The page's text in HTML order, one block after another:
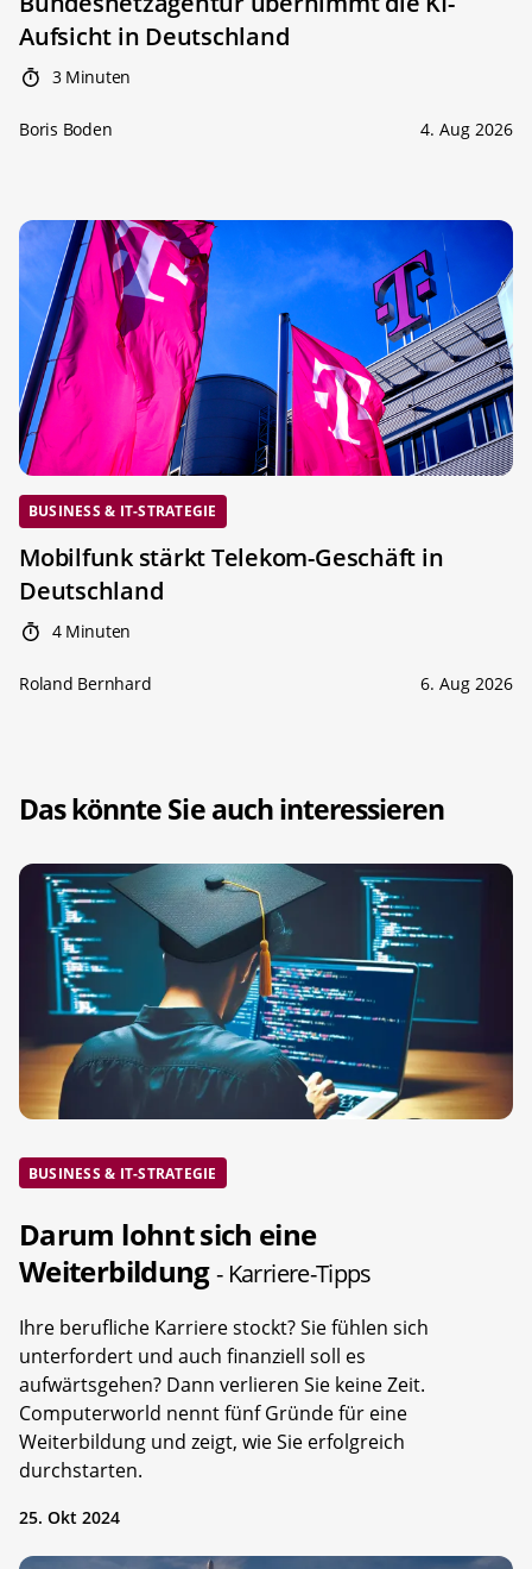
Aufsicht in Deutschland
3 Minuten
Boris Boden 4. Aug 2026
BUSINESS & IT-STRATEGIE
Mobilfunk stärkt Telekom-Geschäft in
Deutschland
4 Minuten
Roland Bernhard 6. Aug 2026
Das könnte Sie auch interessieren
BUSINESS & IT-STRATEGIE
Darum lohnt sich eine
Weiterbildung- Karriere-Tipps
Ihre berufliche Karriere stockt? Sie fühlen sich
unterfordert und auch finanziell soll es
aufwärtsgehen? Dann verlieren Sie keine Zeit.
Computerworld nennt fünf Gründe für eine
Weiterbildung und zeigt, wie Sie erfolgreich
durchstarten.
25. Okt 2024